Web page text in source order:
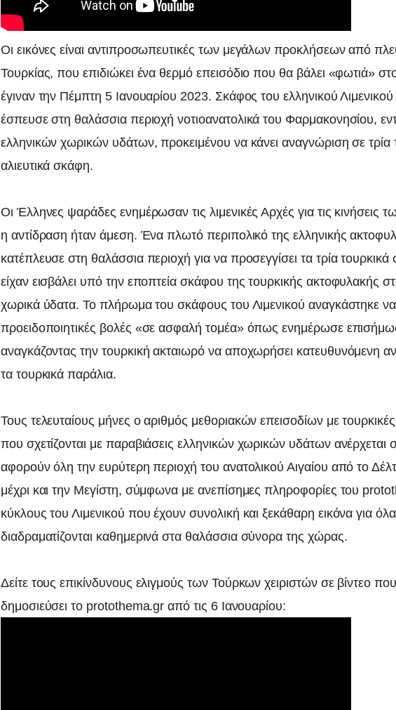
Οι εικόνες είναι αντιπροσωπευτικές των μεγάλων προκλήσεων από
Τουρκίας, που επιδιώκει ένα θερμό επεισόδιο που θα βάλει «φωτιά»
έγιναν την Πέμπτη 5 Ιανουαρίου 2023. Σκάφος του ελληνικού
έσπευσε στη θαλάσσια περιοχή νοτιοανατολικά του Φαρμακονησίου,
ελληνικών χωρικών υδάτων, προκειμένου να κάνει αναγνώριση σε τρία
αλιευτικά σκάφη.
Οι Έλληνες ψαράδες ενημέρωσαν τις λιμενικές Αρχές για τις κινήσεις
η αντίδραση ήταν άμεση. Ένα πλωτό περιπολικό της ελληνικής
κατέπλευσε στη θαλάσσια περιοχή για να προσεγγίσει τα τρία
είχαν εισβάλει υπό την εποπτεία σκάφου της τουρκικής ακτοφυλακής
χωρικά ύδατα. Το πλήρωμα του σκάφους του Λιμενικού αναγκάστηκε να
προειδοποιητικές βολές «σε ασφαλή τομέα» όπως ενημέρωσε
αναγκάζοντας την τουρκική ακταιωρό να αποχωρήσει κατευθυνόμενη
τα τουρκικά παράλια.
Τους τελευταίους μήνες ο αριθμός μεθοριακών επεισοδίων με
που σχετίζονται με παραβιάσεις ελληνικών χωρικών υδάτων ανέρχεται
αφορούν όλη την ευρύτερη περιοχή του ανατολικού Αιγαίου από το
μέχρι και την Μεγίστη, σύμφωνα με ανεπίσημες πληροφορίες του
κύκλους του Λιμενικού που έχουν συνολική και ξεκάθαρη εικόνα για
διαδραματίζονται καθημερινά στα θαλάσσια σύνορα της χώρας.
Δείτε τους επικίνδυνους ελιγμούς των Τούρκων χειριστών σε βίντεο που
δημοσιεύσει το protothema.gr από τις 6 Ιανουαρίου: